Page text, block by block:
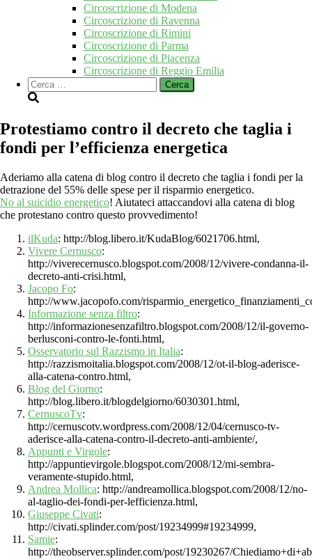
Circoscrizione di Modena
Circoscrizione di Ravenna
Circoscrizione di Rimini
Circoscrizione di Parma
Circoscrizione di Piacenza
Circoscrizione di Reggio Emilia
Ricerca
per:
Protestiamo contro il decreto che taglia i
fondi per l’efficienza energetica
Aderiamo alla catena di blog contro il decreto che taglia i fondi per la
detrazione del 55% delle spese per il risparmio energetico.
No al suicidio energetico! Aiutateci attaccandovi alla catena di blog
che protestano contro questo provvedimento!
ilKuda: http://blog.libero.it/KudaBlog/6021706.html,
Vivere Cernusco:
http://viverecernusco.blogspot.com/2008/12/vivere-condanna-il-
decreto-anti-crisi.html,
Jacopo Fo:
http://www.jacopofo.com/
Informazione senza filtro:
http://informazionesenzafiltro.blogspot.com/2008/12/il-governo-
berlusconi-contro-le-fonti.html,
Osservatorio sul Razzismo in Italia:
http://razzismoitalia.blogspot.com/2008/12/ot-il-blog-aderisce-
alla-catena-contro.html,
Blog del Giorno:
http://blog.libero.it/blogdelgiorno/6030301.html,
CernuscoTv:
http://cernuscotv.wordpress.com/2008/12/04/cernusco-tv-
aderisce-alla-catena-contro-il-decreto-anti-ambiente/,
Appunti e Virgole:
http://appuntievirgole.blogspot.com/2008/12/mi-sembra-
veramente-stupido.html,
Andrea Mollica: http://andreamollica.blogspot.com/2008/12/no-
al-taglio-dei-fondi-per-lefficienza.html,
Giuseppe Civati:
http://civati.splinder.com/post/19234999#19234999,
Samie:
http://theobserver.splinder.com/post/19230267/